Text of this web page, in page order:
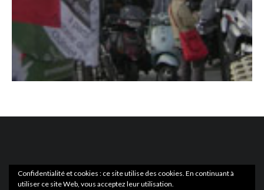
Confidentialité et cookies : ce site utilise des cookies. En continuant à
utiliser ce site Web, vous acceptez leur utilisation.